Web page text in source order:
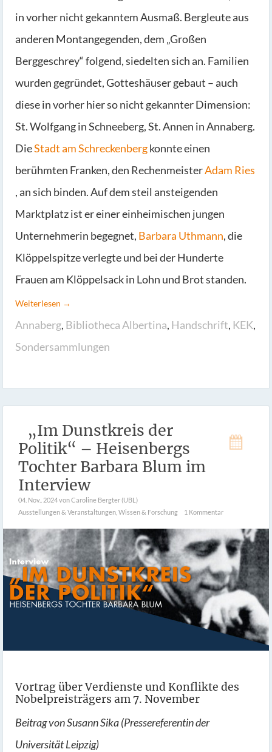
in vorher nicht gekanntem Ausmaß. Bergleute aus
anderen Montangegenden, dem „Großen
Berggeschrey“ folgend, siedelten sich an. Familien
wurden gegründet, Gotteshäuser gebaut – auch
diese in vorher hier so nicht gekannter Dimension:
St. Wolfgang in Schneeberg, St. Annen in Annaberg.
DieStadt am Schreckenbergkonnte einen
berühmten Franken, den RechenmeisterAdam Ries
, an sich binden. Auf dem steil ansteigenden
Marktplatz ist er einer einheimischen jungen
Unternehmerin begegnet, Barbara Uthmann, die
Klöppelspitze verlegte und bei der Hunderte
Frauen am Klöppelsack in Lohn und Brot standen.
Weiterlesen →
Annaberg, Bibliotheca Albertina, Handschrift, KEK,
Sondersammlungen
„Im Dunstkreis der
Politik“ – Heisenbergs
Tochter Barbara Blum im
Interview
04. Nov.. 2024von Caroline Bergter (UBL)
Ausstellungen & Veranstaltungen Wissen & Forschung 1 Kommentar
Vortrag über Verdienste und Konflikte des
Nobelpreisträgers am 7. November
Beitrag von Susann Sika (Pressereferentin der
Universität Leipzig)